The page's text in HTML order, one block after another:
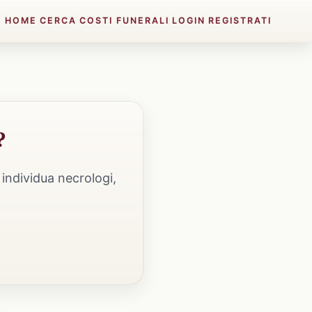
HOME CERCA COSTI FUNERALI LOGIN REGISTRATI
necrologi,